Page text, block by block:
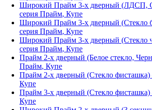
Широкий Прайм 3-х дверный (ЛДСП,
серия Прайм, Купе
Широкий Прайм 3-х дверный (Стекло
серия Прайм, Купе
Широкий Прайм 3-х дверный (Стекло
серия Прайм, Купе
Прайм 2-х дверный (Белое стекло,
Прайм, Купе
Прайм 2-х дверный (Стекло фисташка)
Купе
Прайм 3-х дверный (Стекло фисташка)
Купе